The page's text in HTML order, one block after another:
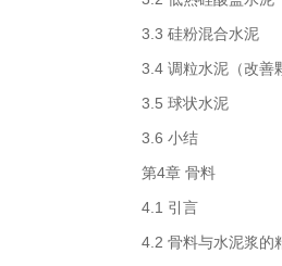
3.3 硅粉混合水泥
3.4 调粒水泥（改善
3.5 球状水泥
3.6 小结
第4章 骨料
4.1 引言
4.2 骨料与水泥浆的